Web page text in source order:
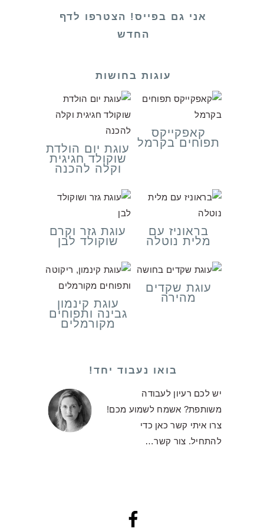
אני גם בפייס! הצטרפו לדף
החדש
עוגות בחושות
עוגת יום הולדת
שוקולד חגיגית
וקלה להכנה
קאפקייקס
תפוחים בקרמל
עוגת גזר וקרם
שוקולד לבן
בראוניז עם
מלית נוטלה
עוגת קינמון
גבינה ותפוחים
מקורמלים
עוגת שקדים
מהירה
בואו נעבוד יחד!
יש לכם רעיון לעבודה
משותפת? אשמח לשמוע מכם!
צרו איתי קשר כאן כדי
להתחיל. צור קשר…